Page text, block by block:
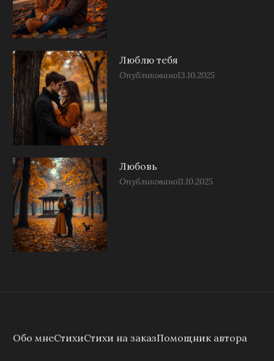
Люблю тебя
Опубликовано13.10.2025
Любовь
Опубликовано11.10.2025
Обо мнеСтихиСтихи на заказПомощник автора